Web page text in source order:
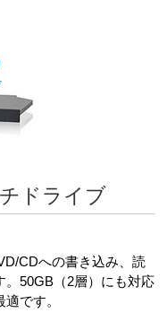
ドライブ
CDへの書き込み、読
。50GB（2層）にも対応
です。